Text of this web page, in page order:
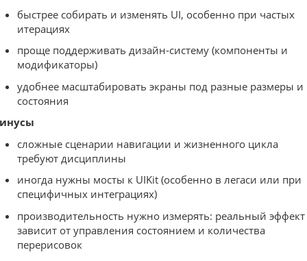
быстрее собирать и изменять UI, особенно при частых
итерациях
проще поддерживать дизайн-систему (компоненты и
модификаторы)
удобнее масштабировать экраны под разные размеры и
состояния
сложные сценарии навигации и жизненного цикла
требуют дисциплины
иногда нужны мосты к UIKit (особенно в легаси или при
специфичных интеграциях)
производительность нужно измерять: реальный эффект
зависит от управления состоянием и количества
перерисовок